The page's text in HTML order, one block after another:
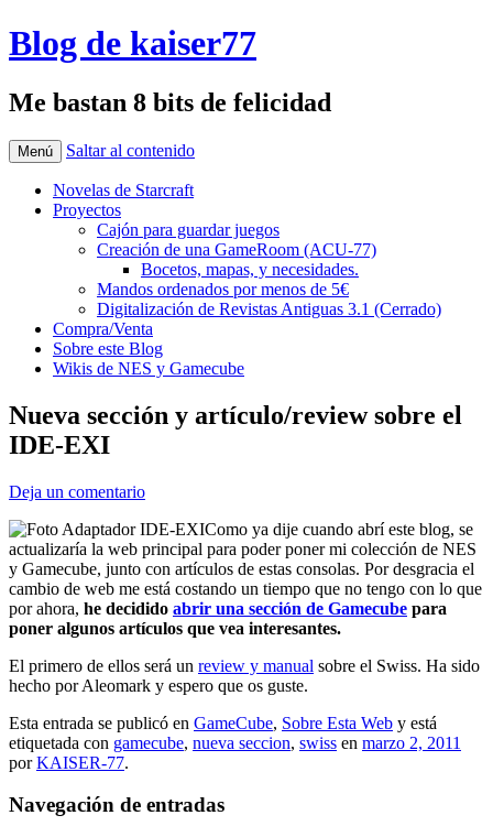
Blog de kaiser77
Me bastan 8 bits de felicidad
Menú Saltar al contenido
Novelas de Starcraft
Proyectos
Cajón para guardar juegos
Creación de una GameRoom (ACU-77)
Bocetos, mapas, y necesidades.
Mandos ordenados por menos de 5€
Digitalización de Revistas Antiguas 3.1 (Cerrado)
Compra/Venta
Sobre este Blog
Wikis de NES y Gamecube
Nueva sección y artículo/review sobre el
IDE-EXI
Deja un comentario
Como ya dije cuando abrí este blog, se
actualizaría la web principal para poder poner mi colección de NES
y Gamecube, junto con artículos de estas consolas. Por desgracia el
cambio de web me está costando un tiempo que no tengo con lo que
por ahora, he decidido abrir una sección de Gamecube para
poner algunos artículos que vea interesantes.
El primero de ellos será un review y manual sobre el Swiss. Ha sido
hecho por Aleomark y espero que os guste.
Esta entrada se publicó en GameCube, Sobre Esta Web y está
etiquetada con gamecube, nueva seccion, swiss en marzo 2, 2011
porKAISER-77.
Navegación de entradas